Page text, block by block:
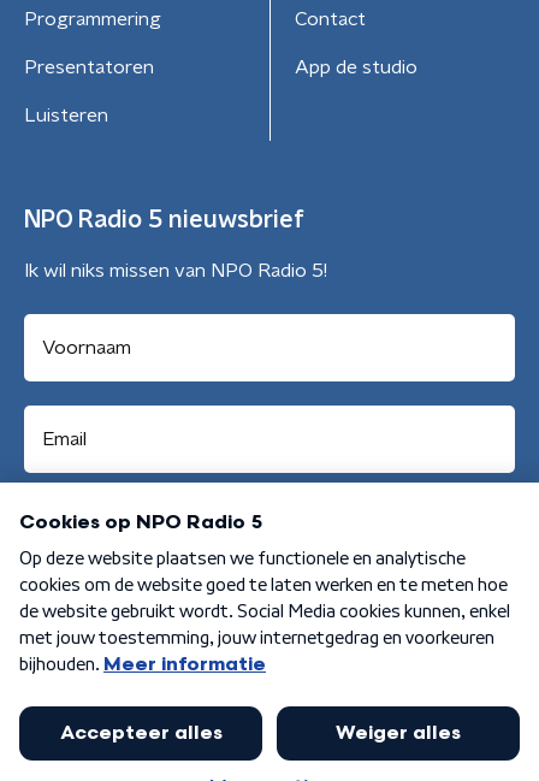
Programmering
Presentatoren
Luisteren
Contact
App de studio
NPO Radio 5 nieuwsbrief
Ik wil niks missen van NPO Radio 5!
Aanmelden
Algemene voorwaarden